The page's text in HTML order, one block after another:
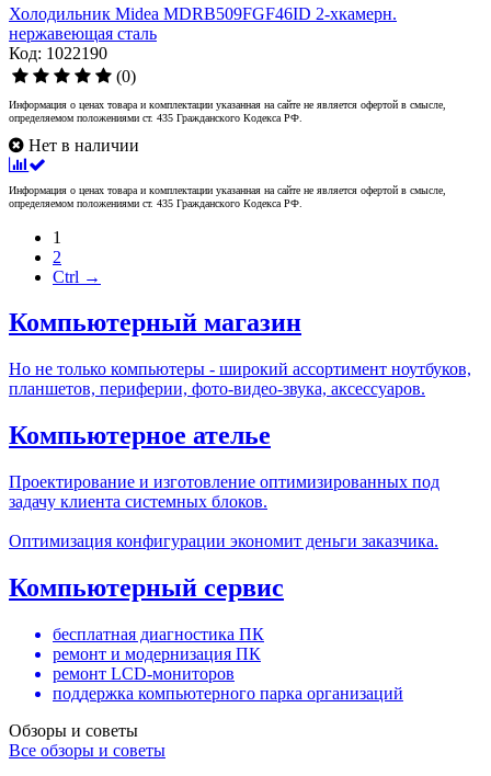
Холодильник Midea MDRB509FGF46ID 2-хкамерн.
нержавеющая сталь
Код: 1022190
(0)
Информация о ценах товара и комплектации указанная на сайте не является офертой в смысле,
определяемом положениями ст. 435 Гражданского Кодекса РФ.
Нет в наличии
Информация о ценах товара и комплектации указанная на сайте не является офертой в смысле,
определяемом положениями ст. 435 Гражданского Кодекса РФ.
1
2
Ctrl →
Компьютерный магазин
Но не только компьютеры - широкий ассортимент ноутбуков,
планшетов, периферии, фото-видео-звука, аксессуаров.
Компьютерное ателье
Проектирование и изготовление оптимизированных под
задачу клиента системных блоков.
Оптимизация конфигурации экономит деньги заказчика.
Компьютерный сервис
бесплатная диагностика ПК
ремонт и модернизация ПК
ремонт LCD-мониторов
поддержка компьютерного парка организаций
Обзоры и советы
Все обзоры и советы